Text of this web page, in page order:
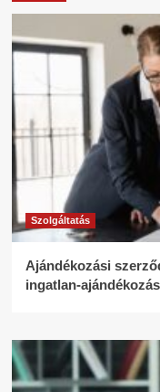
Szolgáltatás
Ajándékozási
ingatlan-